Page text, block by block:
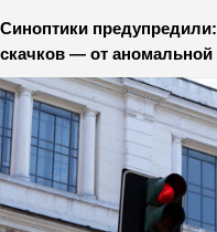
Синоптики
скачков — от